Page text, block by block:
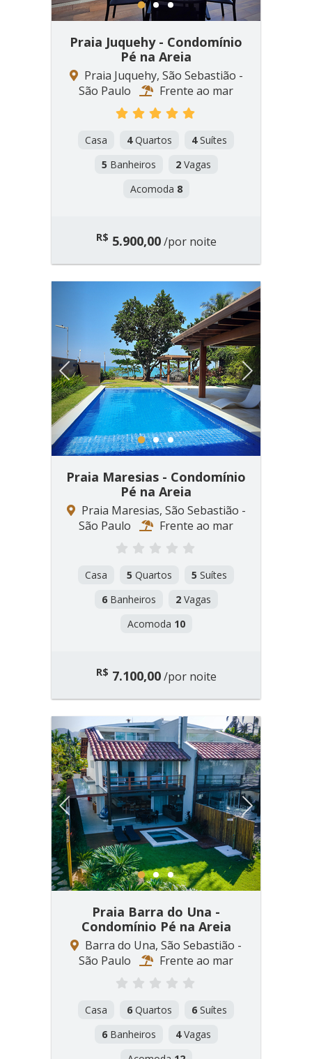
1 2 3
Praia Juquehy - Condomínio
Pé na Areia
Praia Juquehy, São Sebastião -
São Paulo
Frente ao mar
Casa 4Quartos 4Suítes
5 Banheiros 2Vagas
Acomoda 8
R$ 5.900,00/por noite
Previous Next
1 2 3
Praia Maresias - Condomínio
Pé na Areia
Praia Maresias, São Sebastião -
São Paulo
Frente ao mar
Casa 5 Quartos 5 Suítes
6Banheiros 2Vagas
Acomoda 10
R$ 7.100,00/por noite
Previous Next
1 2 3
Praia Barra do Una -
Condomínio Pé na Areia
Barra do Una, São Sebastião -
São Paulo
Frente ao mar
Casa 6 Quartos 6 Suítes
6Banheiros 4Vagas